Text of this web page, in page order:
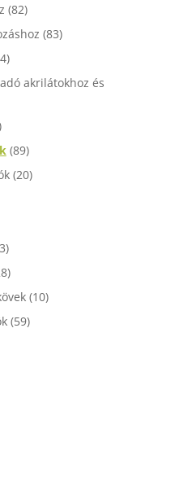
(82)
(83)
akrilátokhoz és
(89)
(20)
(10)
(59)